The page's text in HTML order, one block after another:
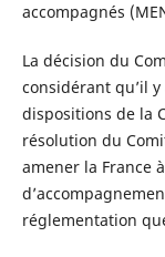
accompagnés
La décision du
considérant qu’il
dispositions de la
résolution du
amener la France
réglementation